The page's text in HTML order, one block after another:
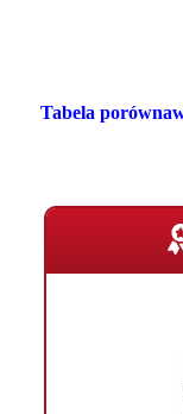
Tabela